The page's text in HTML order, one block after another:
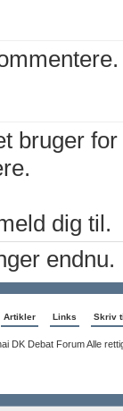
bruger for
dig til.
endnu.
Artikler Links Skriv
DK Debat Forum Alle